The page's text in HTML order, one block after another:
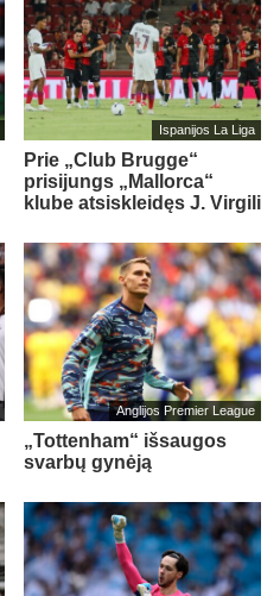
Ispanijos La Liga
Prie „Club Brugge“
prisijungs „Mallorca“
klube atsiskleidęs J. Virgili
Anglijos Premier League
„Tottenham“ išsaugos
svarbų gynėją